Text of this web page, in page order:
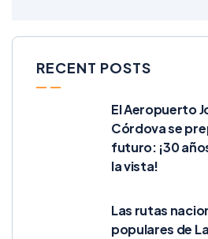
RECENT POSTS
El Aeropuerto
Córdova se
futuro: ¡30
la vista!
Las rutas
populares de